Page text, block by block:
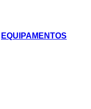
EQUIPAMENTOS